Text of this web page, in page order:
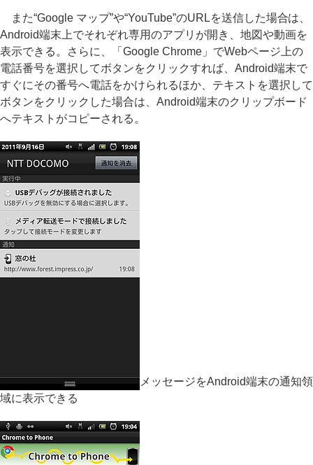
また“Google マップ”や“YouTube”のURLを送信した場合は、
Android端末上でそれぞれ専用のアプリが開き、地図や動画を
表示できる。さらに、「Google Chrome」でWebページ上の
電話番号を選択してボタンをクリックすれば、Android端末で
すぐにその番号へ電話をかけられるほか、テキストを選択して
ボタンをクリックした場合は、Android端末のクリップボード
へテキストがコピーされる。
メッセージをAndroid端末の通知領
域に表示できる